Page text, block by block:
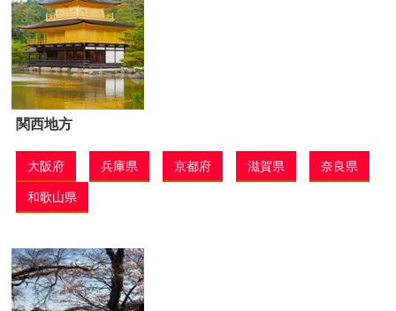
関西地方
大阪府 兵庫県 京都府 滋賀県
奈良県
和歌山県